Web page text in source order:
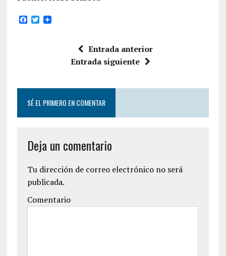
F T
Entrada anterior
Entrada siguiente
SÉ EL PRIMERO EN COMENTAR
Deja un comentario
Tu dirección de correo electrónico no será
publicada.
Comentario